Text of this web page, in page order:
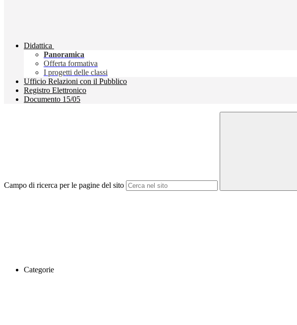
Didattica
Panoramica
Offerta formativa
I progetti delle classi
Ufficio Relazioni con il Pubblico
Registro Elettronico
Documento 15/05
Campo di ricerca per le pagine del sito
Categorie